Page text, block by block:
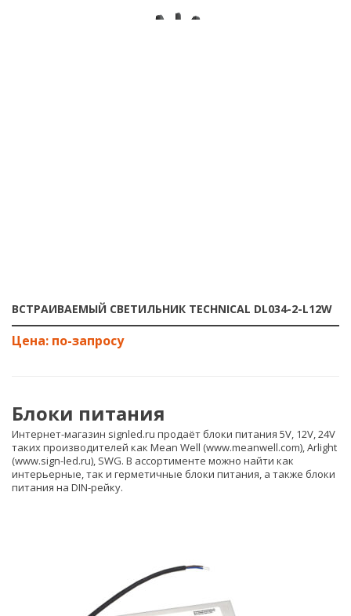
ВСТРАИВАЕМЫЙ СВЕТИЛЬНИК TECHNICAL DL034-2-L12W
Блоки питания
Интернет-магазин signled.ru продаёт блоки питания 5V, 12V, 24V
таких производителей как Mean Well (www.meanwell.com), Arlight
(www.sign-led.ru), SWG. В ассортименте можно найти как
интерьерные, так и герметичные блоки питания, а также блоки
питания на DIN-рейку.